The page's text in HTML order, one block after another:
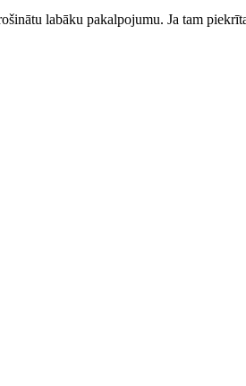
labāku pakalpojumu. Ja tam